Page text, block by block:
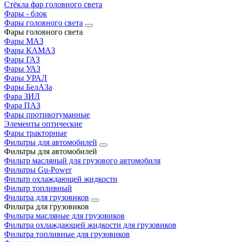
Стёкла фар головного света
Фары - блок
Фары головного света
Фары головного света
Фары МАЗ
Фары КАМАЗ
Фары ГАЗ
Фары УАЗ
Фары УРАЛ
Фары БелАЗа
Фара ЗИЛ
Фара ПАЗ
Фары противотуманные
Элементы оптические
Фары тракторные
Фильтры для автомобилей
Фильтры для автомобилей
Фильтр масляный для грузового автомобиля
Фильтры Gu-Power
Фильтр охлаждающей жидкости
Фильтр топливный
Фильтра для грузовиков
Фильтра для грузовиков
Фильтра масляные для грузовиков
Фильтра охлаждающей жидкости для грузовиков
Фильтра топливные для грузовиков